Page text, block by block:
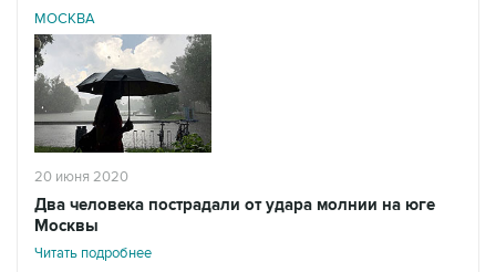
МОСКВА
20 июня 2020
Два человека пострадали от удара молнии на юге
Москвы
Читать подробнее